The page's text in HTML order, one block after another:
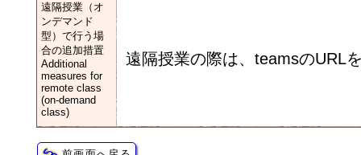
遠隔授業（オ
ンデマンド
型）で行う場
合の追加措置
Additional
measures for
remote class
(on-demand
class)
遠隔授業の際は、teamsのURL